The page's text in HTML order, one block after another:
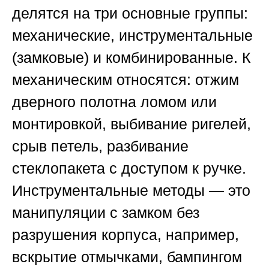
делятся на три основные группы:
механические, инструментальные
(замковые) и комбинированные. К
механическим относятся: отжим
дверного полотна ломом или
монтировкой, выбивание ригелей,
срыв петель, разбивание
стеклопакета с доступом к ручке.
Инструментальные методы — это
манипуляции с замком без
разрушения корпуса, например,
вскрытие отмычками, бампингом